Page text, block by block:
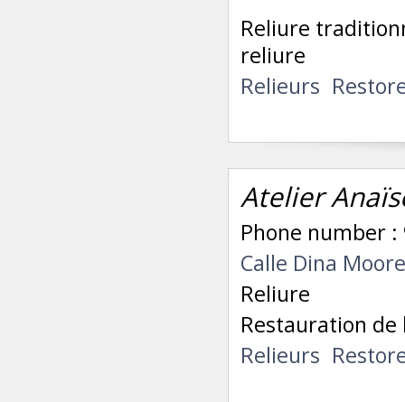
Reliure
reliure
Relieurs
Atelier
Phone number :
Calle Dina
Reliure
Restauration de
Relieurs